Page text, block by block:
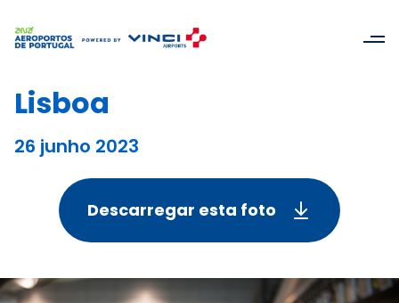
Lisboa
26 junho 2023
Descarregar esta foto